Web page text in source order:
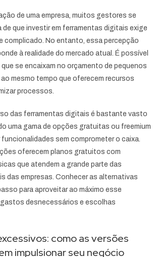
de uma empresa, muitos gestores se
de que investir em ferramentas digitais exige
complicado. No entanto, essa percepção
à realidade do mercado atual. É possível
se encaixam no orçamento de pequenos
mesmo tempo que oferecem recursos
processos.
das ferramentas digitais é bastante vasto
uma gama de opções gratuitas ou freemium
sem comprometer o caixa.
oferecem planos gratuitos com
que atendem a grande parte das
das empresas. Conhecer as alternativas
para aproveitar ao máximo esse
desnecessários e escolhas
como as versões
impulsionar seu negócio